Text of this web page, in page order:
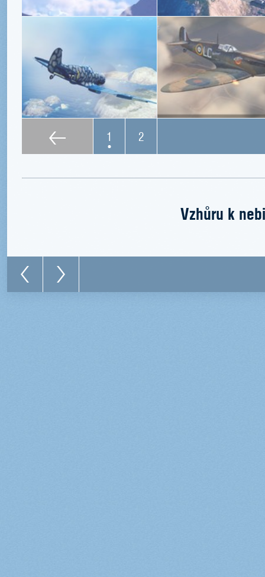
1 2
Vzhůru k